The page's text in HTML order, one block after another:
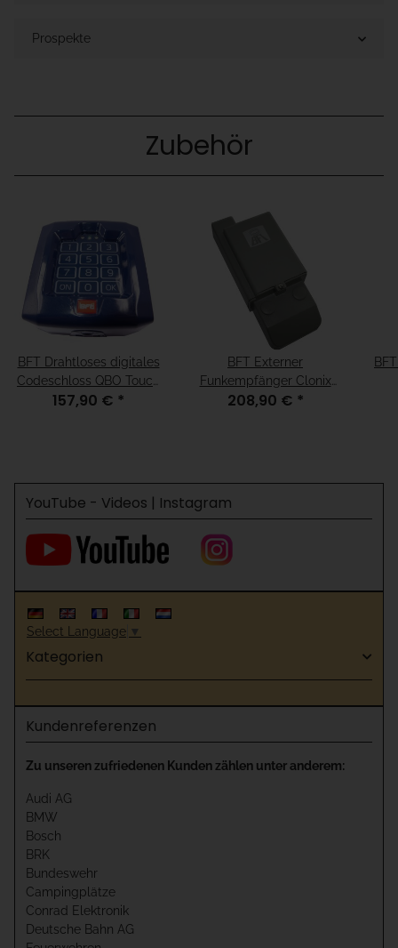
Prospekte
Zubehör
BFT Drahtloses digitales
Codeschloss QBO Touch
10 Kanal 433 MHz
157,90 € *
BFT Externer
Funkempfänger Clonix
2E 2 Kanal 433 MHz
208,90 € *
YouTube - Videos | Instagram
Select Language ▼
Kategorien
Kundenreferenzen
Zu unseren zufriedenen Kunden zählen unter anderem:
Audi AG
BMW
Bosch
BRK
Bundeswehr
Campingplätze
Conrad Elektronik
Deutsche Bahn AG